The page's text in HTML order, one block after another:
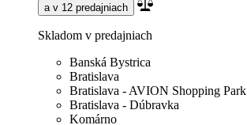
a v 12 predajniach
Skladom v predajniach
Banská Bystrica
Bratislava
Bratislava - AVION Shopping Park
Bratislava - Dúbravka
Komárno